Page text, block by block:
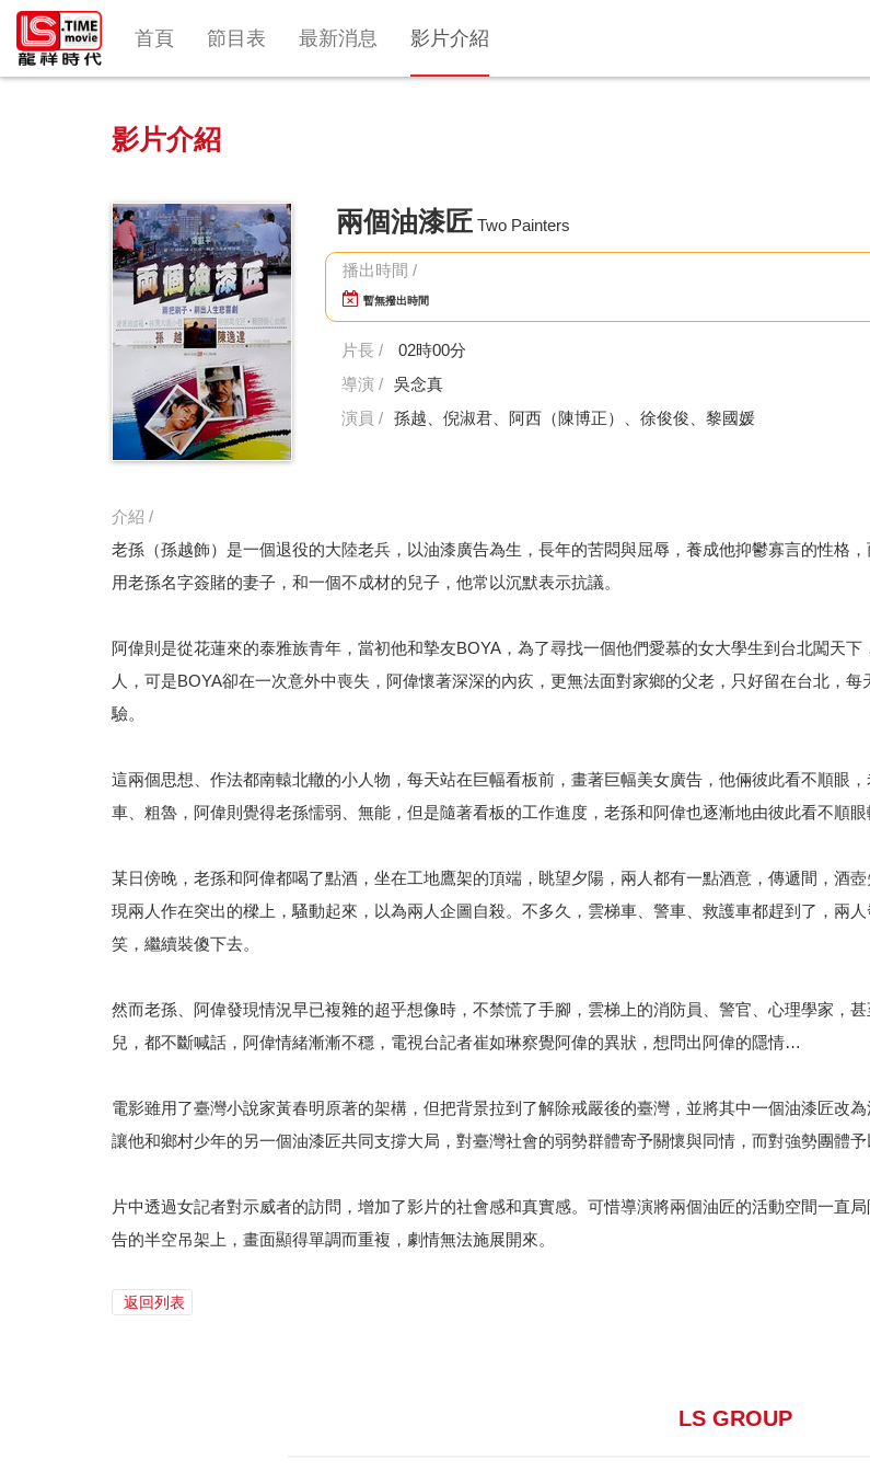
首頁 節目表 最新消息 影片介紹
影片介紹
兩個油漆匠 Two Painters
播出時間 /
暫無撥出時間
片長 /
02時00分
導演 / 吳念真
演員 / 孫越、倪淑君、阿西（陳博正）、徐俊俊、黎國媛
介紹 /
老孫（孫越飾）是一個退役的大陸老兵，以油漆廣告為生，長年的苦悶與屈辱，養成他抑鬱寡言的性格
用老孫名字簽賭的妻子，和一個不成材的兒子，他常以沉默表示抗議。
阿偉則是從花蓮來的泰雅族青年，當初他和摯友BOYA，為了尋找一個他們愛慕的女大學生到台北闖天下
人，可是BOYA卻在一次意外中喪失，阿偉懷著深深的內疚，更無法面對家鄉的父老，只好留在台北，每
驗。
這兩個思想、作法都南轅北轍的小人物，每天站在巨幅看板前，畫著巨幅美女廣告，他倆彼此看不順眼
車、粗魯，阿偉則覺得老孫懦弱、無能，但是隨著看板的工作進度，老孫和阿偉也逐漸地由彼此看不順眼
某日傍晚，老孫和阿偉都喝了點酒，坐在工地鷹架的頂端，眺望夕陽，兩人都有一點酒意，傳遞間，酒
現兩人作在突出的樑上，騷動起來，以為兩人企圖自殺。不多久，雲梯車、警車、救護車都趕到了，兩
笑，繼續裝傻下去。
然而老孫、阿偉發現情況早已複雜的超乎想像時，不禁慌了手腳，雲梯上的消防員、警官、心理學家，
兒，都不斷喊話，阿偉情緒漸漸不穩，電視台記者崔如琳察覺阿偉的異狀，想問出阿偉的隱情…
電影雖用了臺灣小說家黃春明原著的架構，但把背景拉到了解除戒嚴後的臺灣，並將其中一個油漆匠改為
讓他和鄉村少年的另一個油漆匠共同支撐大局，對臺灣社會的弱勢群體寄予關懷與同情，而對強勢團體予
片中透過女記者對示威者的訪問，增加了影片的社會感和真實感。可惜導演將兩個油匠的活動空間一直
告的半空吊架上，畫面顯得單調而重複，劇情無法施展開來。
返回列表
LS GROUP